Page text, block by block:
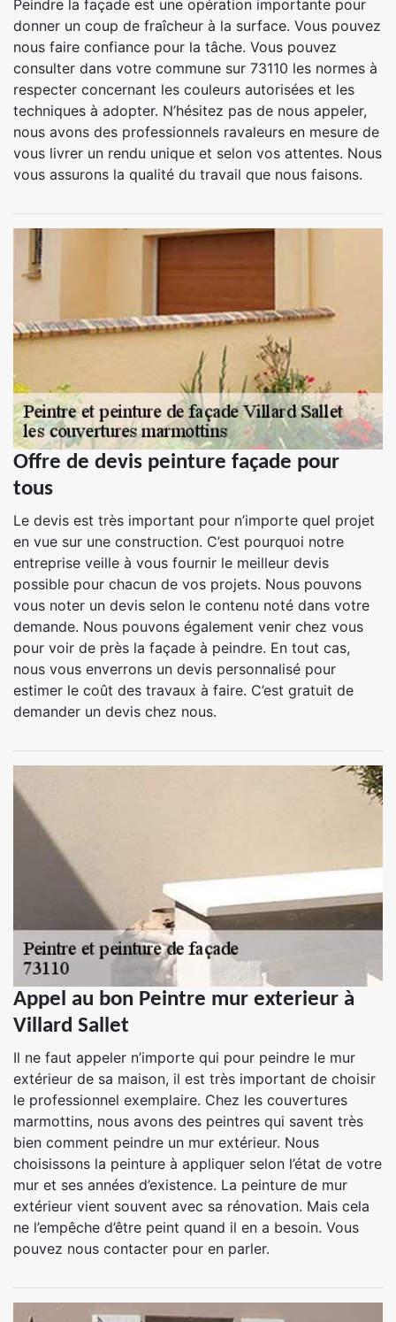
Peindre la façade est une opération importante pour
donner un coup de fraîcheur à la surface. Vous pouvez
nous faire confiance pour la tâche. Vous pouvez
consulter dans votre commune sur 73110 les normes à
respecter concernant les couleurs autorisées et les
techniques à adopter. N’hésitez pas de nous appeler,
nous avons des professionnels ravaleurs en mesure de
vous livrer un rendu unique et selon vos attentes. Nous
vous assurons la qualité du travail que nous faisons.
Offre de devis peinture façade pour
tous
Le devis est très important pour n’importe quel projet
en vue sur une construction. C’est pourquoi notre
entreprise veille à vous fournir le meilleur devis
possible pour chacun de vos projets. Nous pouvons
vous noter un devis selon le contenu noté dans votre
demande. Nous pouvons également venir chez vous
pour voir de près la façade à peindre. En tout cas,
nous vous enverrons un devis personnalisé pour
estimer le coût des travaux à faire. C’est gratuit de
demander un devis chez nous.
Appel au bon Peintre mur exterieur à
Villard Sallet
Il ne faut appeler n’importe qui pour peindre le mur
extérieur de sa maison, il est très important de choisir
le professionnel exemplaire. Chez les couvertures
marmottins, nous avons des peintres qui savent très
bien comment peindre un mur extérieur. Nous
choisissons la peinture à appliquer selon l’état de votre
mur et ses années d’existence. La peinture de mur
extérieur vient souvent avec sa rénovation. Mais cela
ne l’empêche d’être peint quand il en a besoin. Vous
pouvez nous contacter pour en parler.